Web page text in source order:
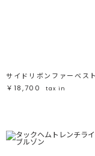
サイドリボンファーベスト
￥18,700
tax in